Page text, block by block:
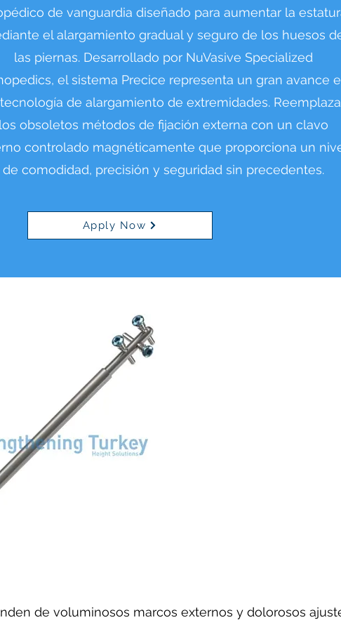
de vanguardia diseñado para aumentar la
el alargamiento gradual y seguro de los huesos
las piernas. Desarrollado por NuVasive Specialized
el sistema Precice representa un gran avance
de alargamiento de extremidades. Reemplaza
los obsoletos métodos de fijación externa con un clavo
controlado magnéticamente que proporciona un
de comodidad, precisión y seguridad sin precedentes.
Apply Now
de voluminosos marcos externos y dolorosos